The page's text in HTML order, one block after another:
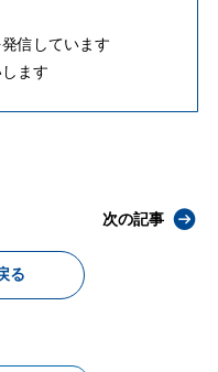
信しています
ます
る
次の記事